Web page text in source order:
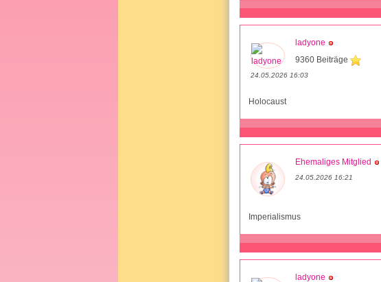
ladyone
9360 Beiträge
24.05.2026 16:03
Holocaust
Ehemaliges Mitglied
24.05.2026 16:21
Imperialismus
ladyone